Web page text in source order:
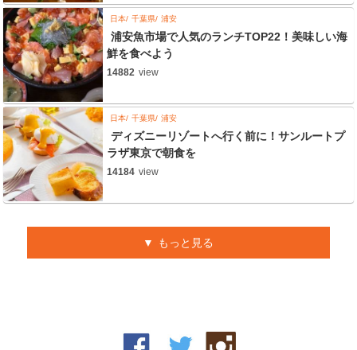
日本 千葉県 浦安
浦安魚市場で人気のランチTOP22！美味しい海
鮮を食べよう
14882 view
日本 千葉県 浦安
ディズニーリゾートへ行く前に！サンルートプ
ラザ東京で朝食を
14184 view
もっと見る